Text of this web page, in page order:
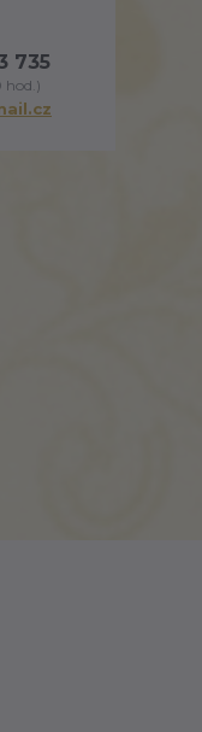
735
hod.)